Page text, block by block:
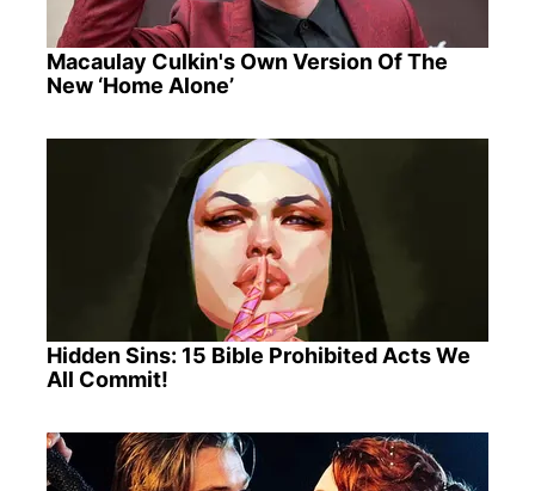
Macaulay Culkin's Own Version Of The
New ‘Home Alone’
Hidden Sins: 15 Bible Prohibited Acts We
All Commit!